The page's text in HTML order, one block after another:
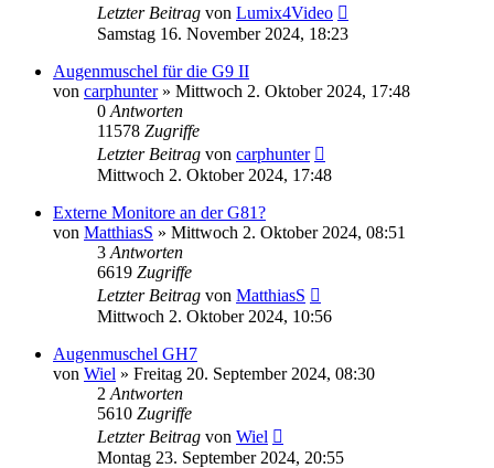
Letzter Beitrag von Lumix4Video
Samstag 16. November 2024, 18:23
Augenmuschel für die G9 II
von carphunter» Mittwoch 2. Oktober 2024, 17:48
0 Antworten
11578 Zugriffe
Letzter Beitrag von carphunter
Mittwoch 2. Oktober 2024, 17:48
Externe Monitore an der G81?
von MatthiasS » Mittwoch 2. Oktober 2024, 08:51
3 Antworten
6619 Zugriffe
Letzter Beitrag von MatthiasS
Mittwoch 2. Oktober 2024, 10:56
Augenmuschel GH7
von Wiel » Freitag 20. September 2024, 08:30
2 Antworten
5610 Zugriffe
Letzter Beitrag von Wiel
Montag 23. September 2024, 20:55